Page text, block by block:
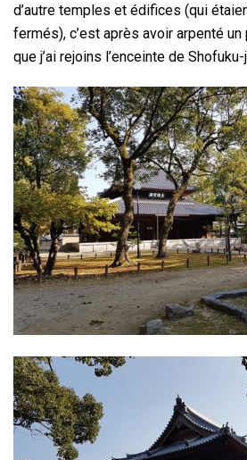
d’autre temples et édifices (qui
fermés), c’est après avoir arpenté
que j’ai rejoins l’enceinte de Shofuku-